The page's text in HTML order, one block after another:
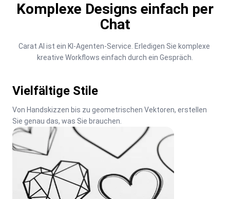
Komplexe Designs einfach per
Chat
Carat AI ist ein KI-Agenten-Service. Erledigen Sie komplexe
kreative Workflows einfach durch ein Gespräch.
Vielfältige Stile
Von Handskizzen bis zu geometrischen Vektoren, erstellen
Sie genau das, was Sie brauchen.